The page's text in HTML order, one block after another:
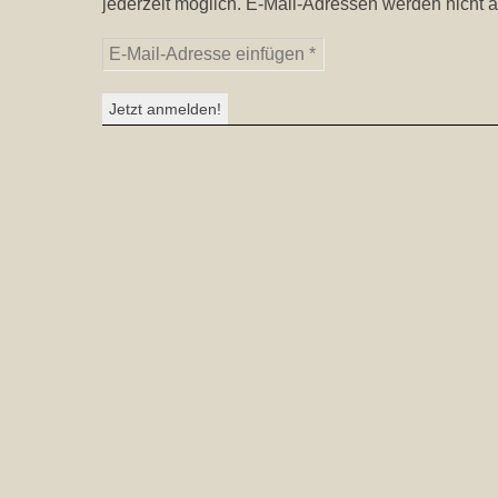
jederzeit möglich. E-Mail-Adressen werden nicht